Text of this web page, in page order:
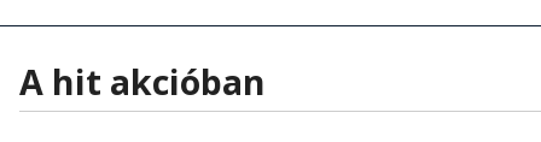
A hit akcióban